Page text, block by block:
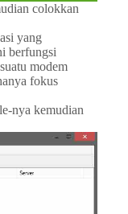
colokkan
yang
berfungsi
modem
fokus
nya kemudian